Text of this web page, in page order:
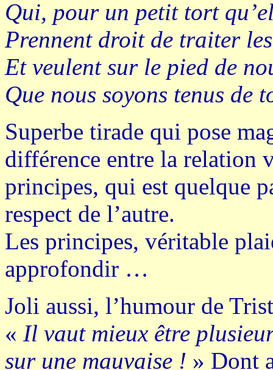
Qui, pour un petit tort
Prennent droit de traiter
Et veulent sur le pied de
Que nous soyons tenus de
Superbe tirade qui pose
différence entre la relation
principes, qui est quelque
respect de l’autre.
Les principes, véritable
approfondir …
Joli aussi, l’humour de
« Il vaut mieux être
sur une mauvaise ! » Dont